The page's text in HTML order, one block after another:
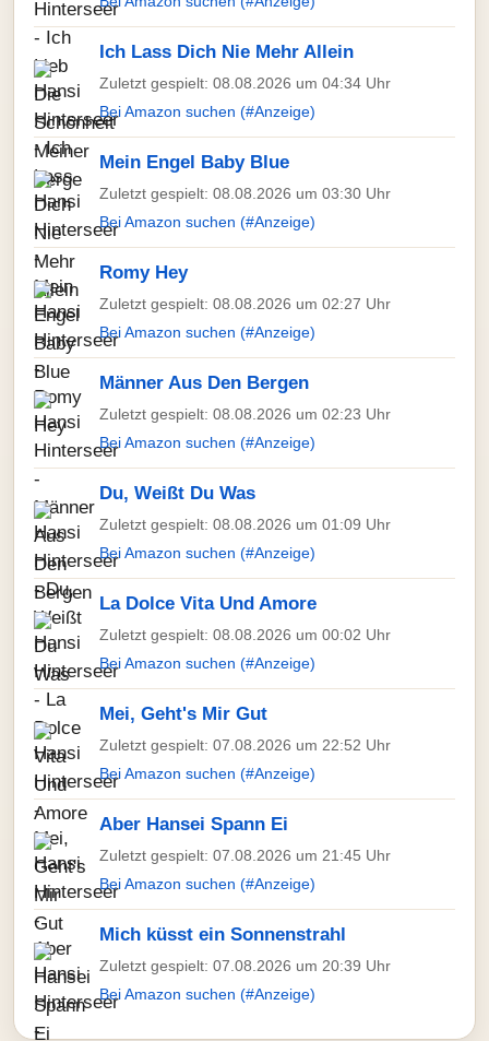
Ich Lass Dich Nie Mehr Allein
Zuletzt gespielt: 08.08.2026 um 04:34 Uhr
Bei Amazon suchen (#Anzeige)
Mein Engel Baby Blue
Zuletzt gespielt: 08.08.2026 um 03:30 Uhr
Bei Amazon suchen (#Anzeige)
Romy Hey
Zuletzt gespielt: 08.08.2026 um 02:27 Uhr
Bei Amazon suchen (#Anzeige)
Männer Aus Den Bergen
Zuletzt gespielt: 08.08.2026 um 02:23 Uhr
Bei Amazon suchen (#Anzeige)
Du, Weißt Du Was
Zuletzt gespielt: 08.08.2026 um 01:09 Uhr
Bei Amazon suchen (#Anzeige)
La Dolce Vita Und Amore
Zuletzt gespielt: 08.08.2026 um 00:02 Uhr
Bei Amazon suchen (#Anzeige)
Mei, Geht's Mir Gut
Zuletzt gespielt: 07.08.2026 um 22:52 Uhr
Bei Amazon suchen (#Anzeige)
Aber Hansei Spann Ei
Zuletzt gespielt: 07.08.2026 um 21:45 Uhr
Bei Amazon suchen (#Anzeige)
Mich küsst ein Sonnenstrahl
Zuletzt gespielt: 07.08.2026 um 20:39 Uhr
Bei Amazon suchen (#Anzeige)